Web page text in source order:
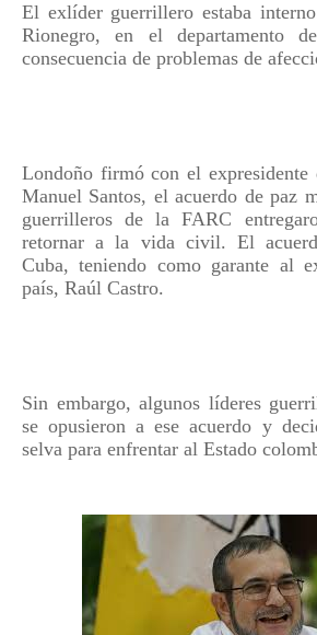
El exlíder guerrillero estaba
Rionegro, en el departamento
consecuencia de problemas de
Londoño firmó con el expresidente
Manuel Santos, el acuerdo de paz
guerrilleros de la FARC
retornar a la vida civil. El
Cuba, teniendo como garante al
país, Raúl Castro.
Sin embargo, algunos líderes
se opusieron a ese acuerdo y
selva para enfrentar al Estado